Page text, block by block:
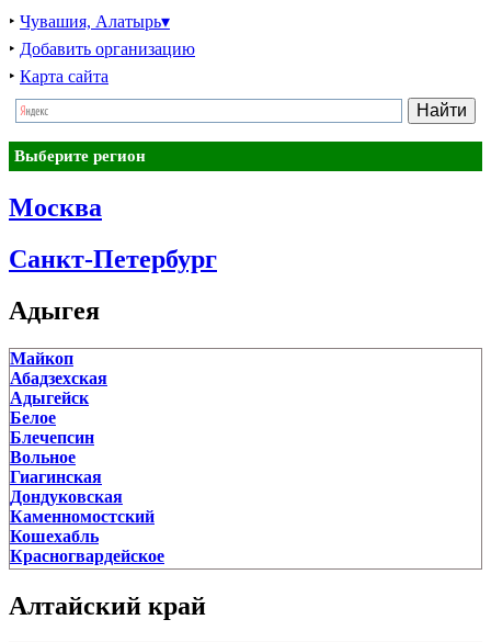
‣ Чувашия, Алатырь▾
‣ Добавить организацию
‣ Карта сайта
Выберите регион
Москва
Санкт-Петербург
Адыгея
Майкоп
Абадзехская
Адыгейск
Белое
Блечепсин
Вольное
Гиагинская
Дондуковская
Каменномостский
Кошехабль
Красногвардейское
Краснооктябрьский
Кужорская
Натырбово
Алтайский край